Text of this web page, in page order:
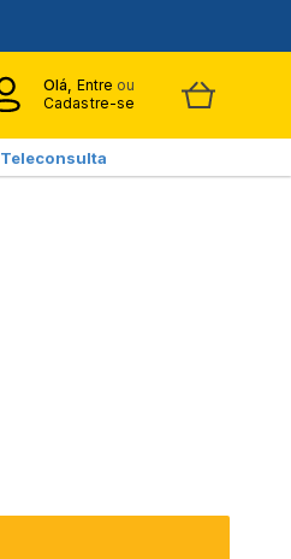
Olá, Entre ou
Cadastre-se
Teleconsulta